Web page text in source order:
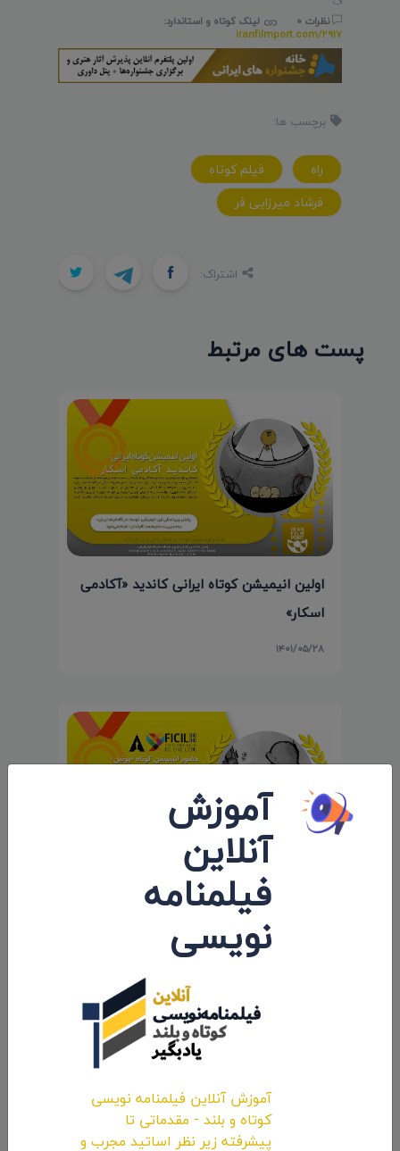
نظرات 0
لینک کوتاه و استاندارد:
iranfilmport.com/2917
برچسب ها:
راه
فیلم کوتاه
فرشاد میرزایی فر
اشتراک:
پست های مرتبط
اولین انیمیشن کوتاه ایرانی کاندید «آکادمی
اسکار»
۱۴۰۱/۰۵/۲۸
حضور انیمیشن کوتاه «پوتین» سید محسن
آموزش
آنلاین
فیلمنامه
نویسی
آموزش آنلاین فیلمنامه نویسی
کوتاه و بلند - مقدماتی تا
پیشرفته زیر نظر اساتید مجرب و